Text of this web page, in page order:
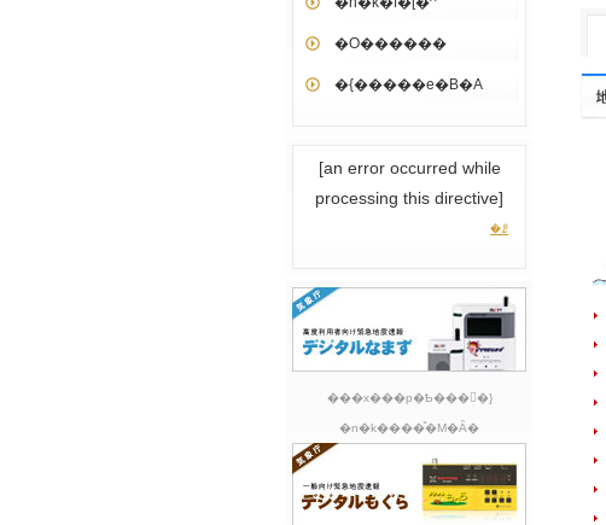
�O������
�{�����e�B�A
[an error occurred while
processing this directive]
�ꗗ
���x���p�Ҍ����ً}
�n�k����̎�M�Ȃ�